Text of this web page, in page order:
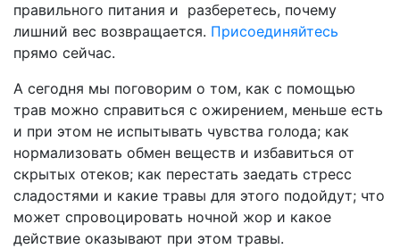
правильного питания и разберетесь, почему
лишний вес возвращается. Присоединяйтесь
прямо сейчас.
А сегодня мы поговорим о том, как с помощью
трав можно справиться с ожирением, меньше есть
и при этом не испытывать чувства голода; как
нормализовать обмен веществ и избавиться от
скрытых отеков; как перестать заедать стресс
сладостями и какие травы для этого подойдут; что
может спровоцировать ночной жор и какое
действие оказывают при этом травы.